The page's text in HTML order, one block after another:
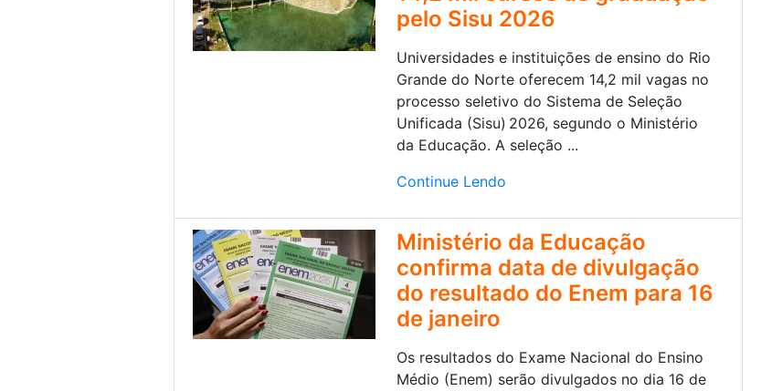
pelo Sisu 2026
Universidades e instituições de ensino do Rio
Grande do Norte oferecem 14,2 mil vagas no
processo seletivo do Sistema de Seleção
Unificada (Sisu) 2026, segundo o Ministério
da Educação. A seleção ...
Continue Lendo
Ministério da Educação
confirma data de divulgação
do resultado do Enem para 16
de janeiro
Os resultados do Exame Nacional do Ensino
Médio (Enem) serão divulgados no dia 16 de